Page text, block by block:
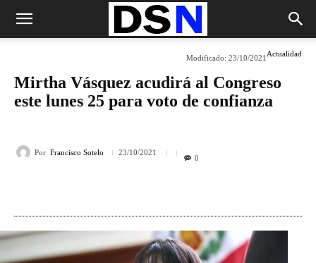
Actualidad
Modificado: 23/10/2021
Mirtha Vásquez acudirá al Congreso
este lunes 25 para voto de confianza
Por Francisco Sotelo 23/10/2021
0